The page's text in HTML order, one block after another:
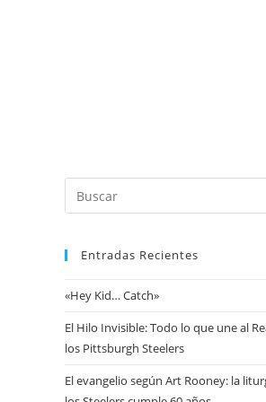
Entradas Recientes
«Hey Kid… Catch»
El Hilo Invisible: Todo lo que une al
los Pittsburgh Steelers
El evangelio según Art Rooney: la